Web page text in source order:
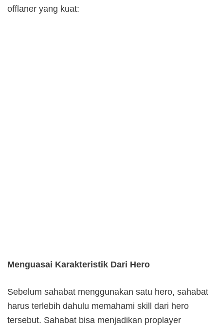
offlaner yang kuat:
Menguasai Karakteristik Dari Hero
Sebelum sahabat menggunakan satu hero, sahabat
harus terlebih dahulu memahami skill dari hero
tersebut. Sahabat bisa menjadikan proplayer